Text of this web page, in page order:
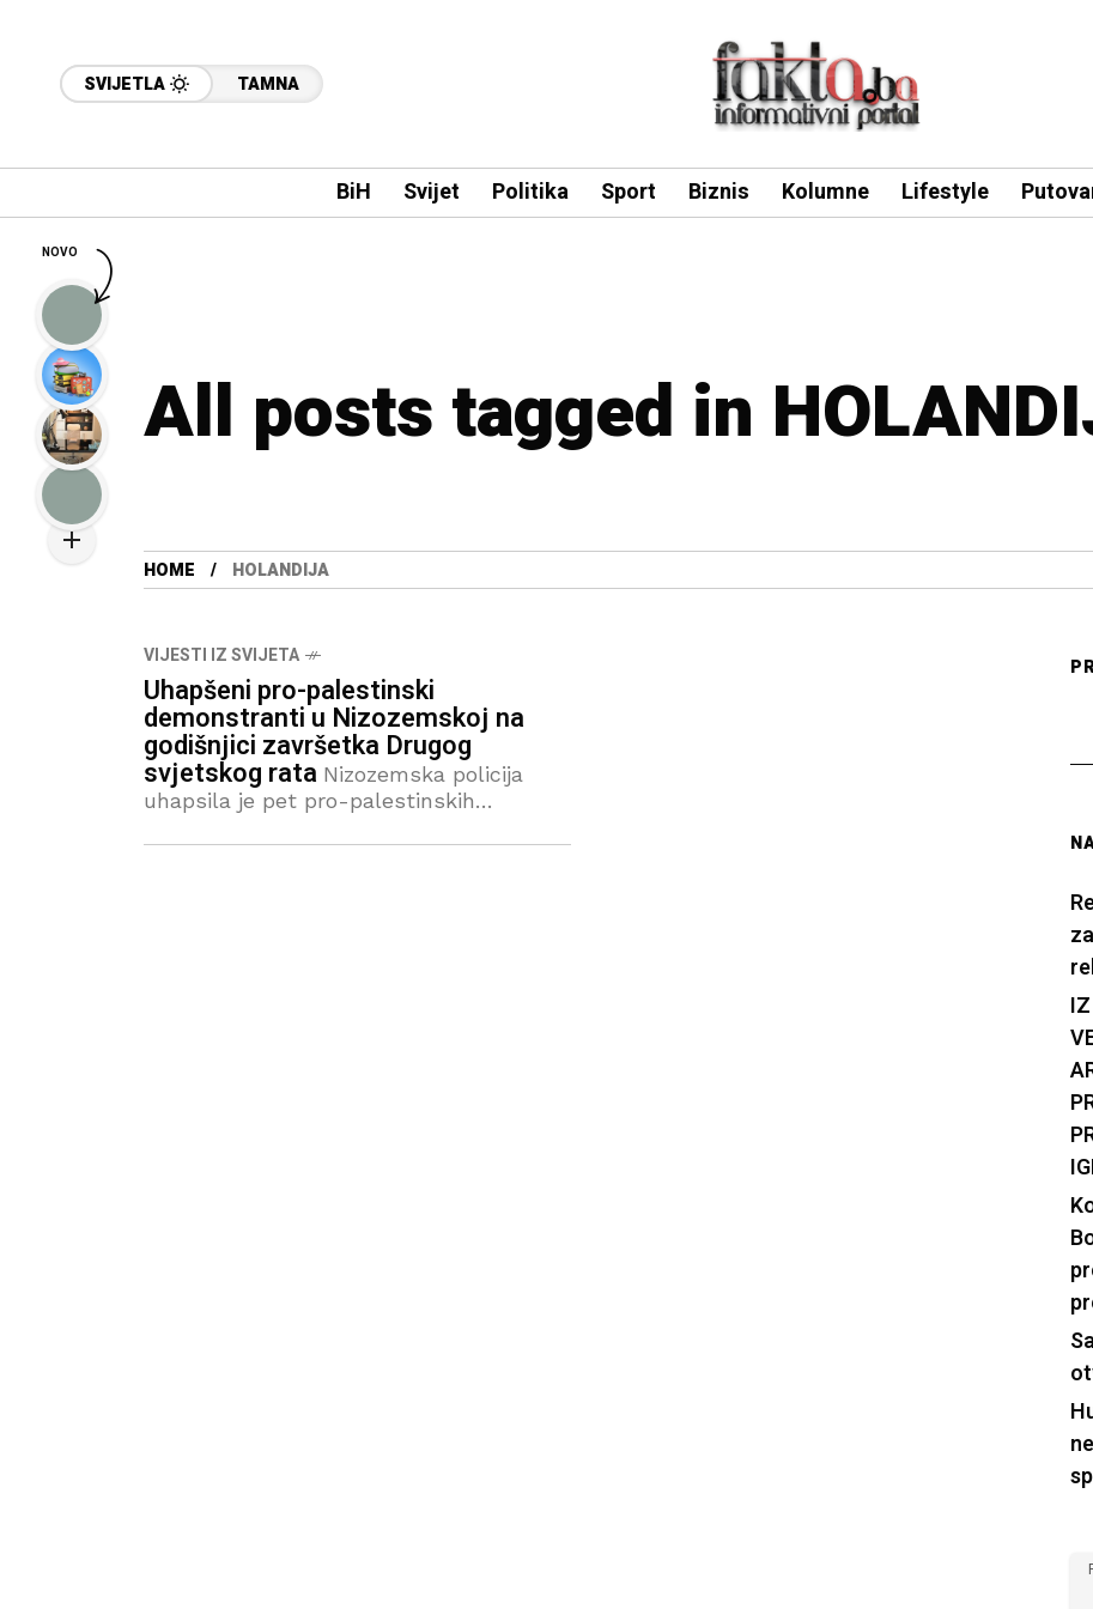
SVIJETLA TAMNA
BiH Svijet Politika Sport Biznis Kolumne Lifestyle
All posts tagged in
HOME HOLANDIJA
VIJESTI IZ SVIJETA
Uhapšeni pro-palestinski
demonstranti u Nizozemskoj na
godišnjici završetka Drugog
svjetskog rata Nizozemska policija
uhapsila je pet pro-palestinskih
događaja povodom godišnjice završetka
NOVO